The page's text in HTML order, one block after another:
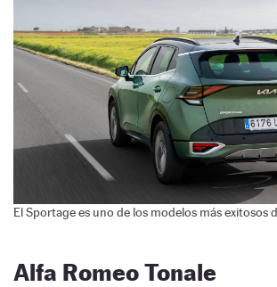
El Sportage es uno de los modelos más exitosos
Alfa Romeo Tonale